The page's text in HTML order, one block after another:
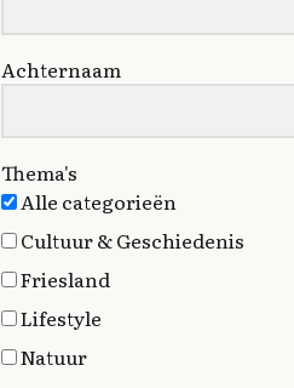
Achternaam
Thema's
Alle categorieën
Cultuur & Geschiedenis
Friesland
Lifestyle
Natuur